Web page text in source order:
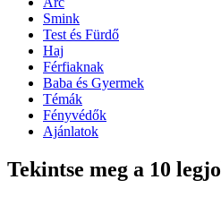
Smink
Test és Fürdő
Haj
Férfiaknak
Baba és Gyermek
Témák
Fényvédők
Ajánlatok
Tekintse meg a 10